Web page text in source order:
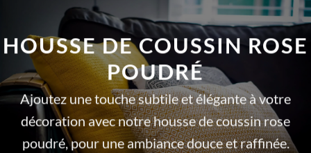
HOUSSE DE COUSSIN ROSE
POUDRÉ
Ajoutez une touche subtile et élégante à votre
décoration avec notre housse de coussin rose
poudré, pour une ambiance douce et raffinée.